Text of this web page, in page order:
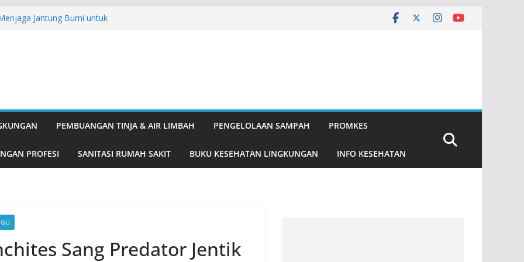
Jantung Bumi untuk
English for Adults
Ganda Tangkal Nyamuk dan
dan Delima, Duo Antioksidan
Pembangunan
PEMBUANGAN TINJA & AIR LIMBAH PENGELOLAAN SAMPAH PROMKES
PROFESI SANITASI RUMAH SAKIT BUKU KESEHATAN LINGKUNGAN INFO KESEHATAN
Sang Predator Jentik